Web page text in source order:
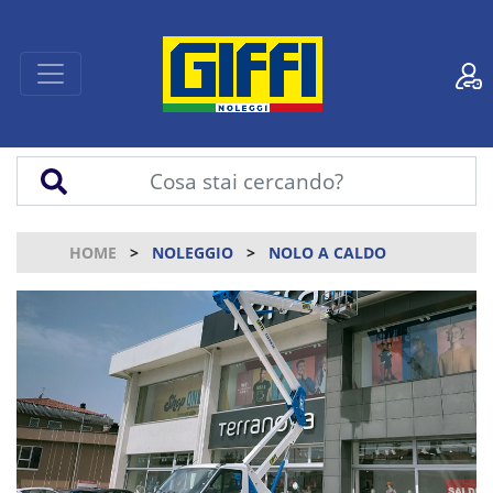
HOME NOLEGGIO NOLO A CALDO